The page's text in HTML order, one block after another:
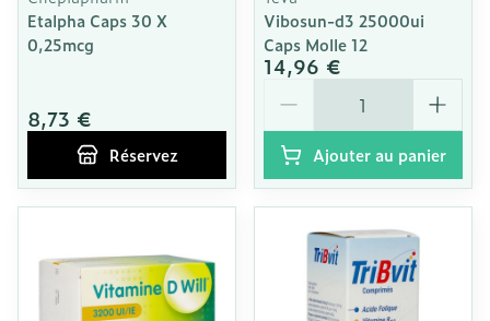
Etalpha Caps 30 X
0,25mcg
8,73 €
Réservez
Vibosun-d3 25000ui
Caps Molle 12
14,96 €
Ajouter au panier